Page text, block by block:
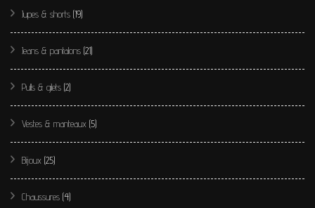
Jupes & shorts (19)
Jeans & pantalons (21)
Pulls & gilets (2)
Vestes & manteaux (5)
Bijoux (25)
Chaussures (4)